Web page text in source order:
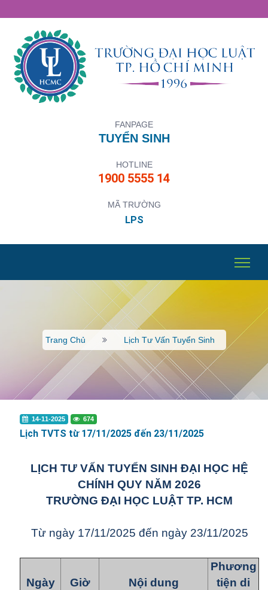
FANPAGE
TUYỂN SINH
HOTLINE
1900 5555 14
MÃ TRƯỜNG
LPS
Trang Chủ Lịch Tư Vấn Tuyển Sinh
14-11-2025 674
Lịch TVTS từ 17/11/2025 đến 23/11/2025
LỊCH TƯ VẤN TUYỂN SINH ĐẠI HỌC HỆ
CHÍNH QUY NĂM 2026
TRƯỜNG ĐẠI HỌC LUẬT TP. HCM
Từ ngày 17/11/2025 đến ngày 23/11/2025
Ngày Giờ Nội dung
Phương
tiện di